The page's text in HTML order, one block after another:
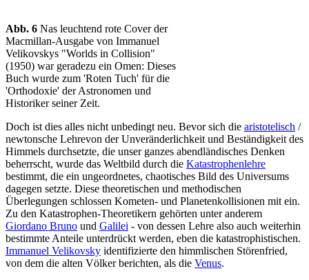
Abb. 6 Nas leuchtend rote Cover der
Macmillan-Ausgabe von Immanuel
Velikovskys "Worlds in Collision"
(1950) war geradezu ein Omen: Dieses
Buch wurde zum 'Roten Tuch' für die
'Orthodoxie' der Astronomen und
Historiker seiner Zeit.
Doch ist dies alles nicht unbedingt neu. Bevor sich die aristotelisch /
newtonsche Lehrevon der Unveränderlichkeit und Beständigkeit des
Himmels durchsetzte, die unser ganzes abendländisches Denken
beherrscht, wurde das Weltbild durch die Katastrophenlehre
bestimmt, die ein ungeordnetes, chaotisches Bild des Universums
dagegen setzte. Diese theoretischen und methodischen
Überlegungen schlossen Kometen- und Planetenkollisionen mit ein.
Zu den Katastrophen-Theoretikern gehörten unter anderem
Giordano Bruno und Galilei - von dessen Lehre also auch weiterhin
bestimmte Anteile unterdrückt werden, eben die katastrophistischen.
Immanuel Velikovsky identifizierte den himmlischen Störenfried,
von dem die alten Völker berichten, als die Venus.